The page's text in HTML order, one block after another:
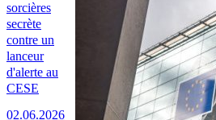
sorcières
secrète
contre un
lanceur
d'alerte au
CESE
02.06.2026